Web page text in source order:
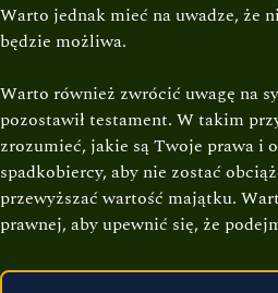
Warto jednak mieć na uwadze, że
będzie możliwa.
Warto również zwrócić uwagę na
pozostawił testament. W takim
zrozumieć, jakie są Twoje prawa i
spadkobiercy, aby nie zostać
przewyższać wartość majątku.
prawnej, aby upewnić się, że